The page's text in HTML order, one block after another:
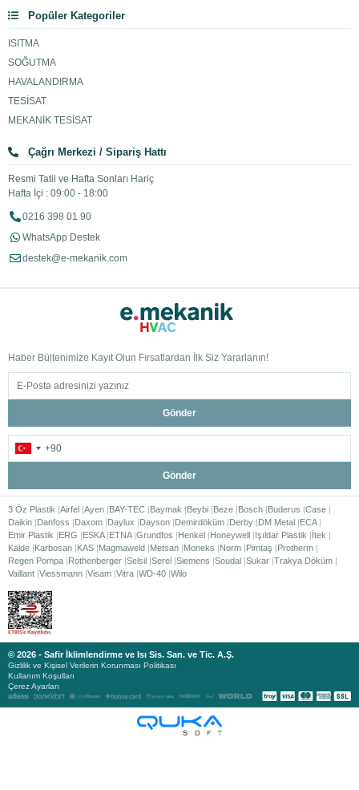
Popüler Kategoriler
ISITMA
SOĞUTMA
HAVALANDIRMA
TESİSAT
MEKANİK TESİSAT
Çağrı Merkezi / Sipariş Hattı
Resmi Tatil ve Hafta Sonları Hariç
Hafta İçi : 09:00 - 18:00
0216 398 01 90
WhatsApp Destek
destek@e-mekanik.com
Haber Bültenimize Kayıt Olun Fırsatlardan İlk Siz Yararlanın!
Gönder
Gönder
3 Öz Plastik Airfel Ayen BAY-TEC Baymak Beybi Beze Bosch Buderus Case
Daikin Danfoss Daxom Daylux Dayson Demirdöküm Derby DM Metal ECA
Emir Plastik
ERG ESKA ETNA Grundfos Henkel Honeywell Işıldar Plastik
İtek
Kalde Karbosan KAS Magmaweld Metsan Moneks Norm Pimtaş
Protherm
Regen Pompa Rothenberger Selsil Serel Siemens Soudal Sukar Trakya Döküm
Vaillant Viessmann Visam Vitra WD-40 Wilo
© 2026 - Safir İklimlendirme ve Isı Sis. San. ve Tic. A.Ş.
Gizlilik ve Kişisel Verilerin Korunması Politikası
Kullanım Koşulları
Çerez Ayarları